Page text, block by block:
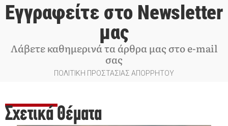
Εγγραφείτε στο Newsletter
μας
Λάβετε καθημερινά τα άρθρα μας στο e-mail
σας
ΠΟΛΙΤΙΚΗ ΠΡΟΣΤΑΣΙΑΣ ΑΠΟΡΡΗΤΟΥ
Σχετικά Θέματα